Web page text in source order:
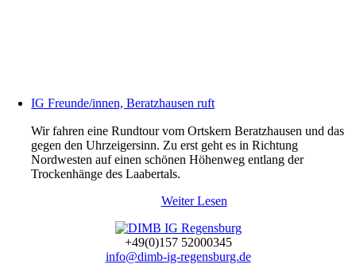
IG Freunde/innen, Beratzhausen ruft
Wir fahren eine Rundtour vom Ortskern Beratzhausen und das
gegen den Uhrzeigersinn. Zu erst geht es in Richtung
Nordwesten auf einen schönen Höhenweg entlang der
Trockenhänge des Laabertals.
Weiter Lesen
+49(0)157 52000345
info@dimb-ig-regensburg.de